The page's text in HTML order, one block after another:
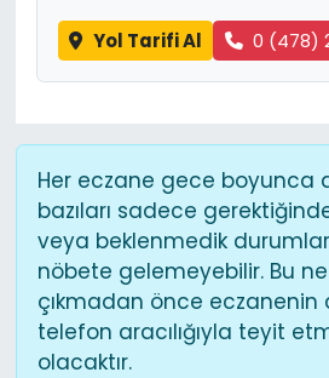
Yol Tarifi Al 0 (478)
Her eczane gece boyunca
bazıları sadece
veya beklenmedik
nöbete gelemeyebilir. Bu
çıkmadan önce eczanenin
telefon aracılığıyla teyit
olacaktır.